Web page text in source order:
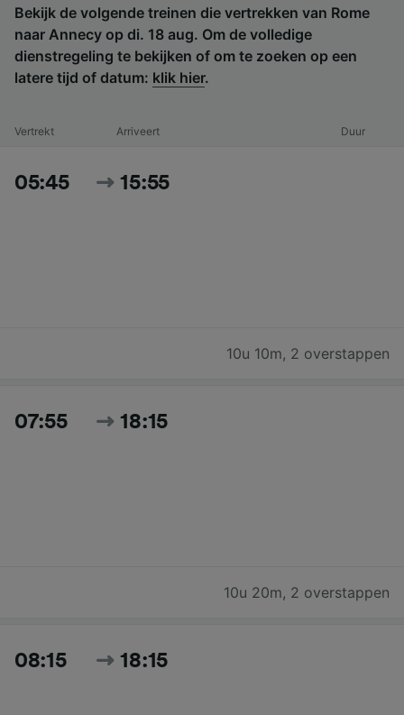
Bekijk de volgende treinen die vertrekken van Rome
naar Annecy op di. 18 aug. Om de volledige
dienstregeling te bekijken of om te zoeken op een
latere tijd of datum: klik hier.
Vertrekt Arriveert Duur
05:45 15:55
10u 10m, 2 overstappen
07:55 18:15
10u 20m, 2 overstappen
08:15 18:15